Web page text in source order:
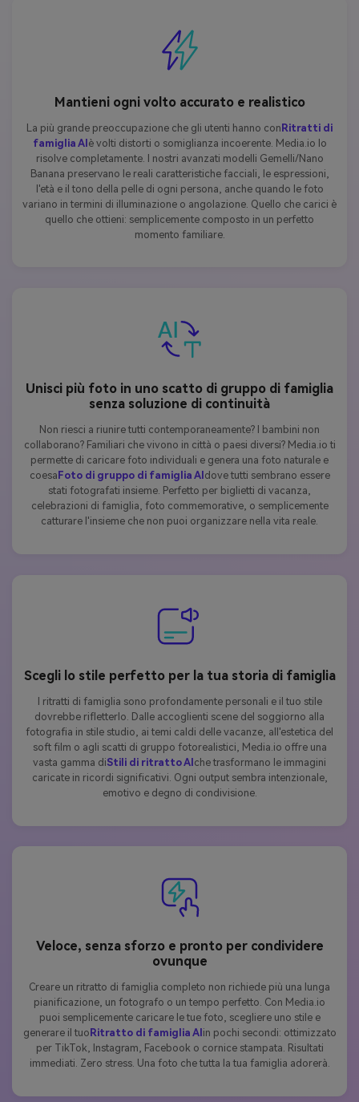
Mantieni ogni volto accurato e realistico
La più grande preoccupazione che gli utenti hanno conRitratti di
famiglia AIè volti distorti o somiglianza incoerente. Media.io lo
risolve completamente. I nostri avanzati modelli Gemelli/Nano
Banana preservano le reali caratteristiche facciali, le espressioni,
l'età e il tono della pelle di ogni persona, anche quando le foto
variano in termini di illuminazione o angolazione. Quello che carici è
quello che ottieni: semplicemente composto in un perfetto
momento familiare.
Unisci più foto in uno scatto di gruppo di famiglia
senza soluzione di continuità
Non riesci a riunire tutti contemporaneamente? I bambini non
collaborano? Familiari che vivono in città o paesi diversi? Media.io ti
permette di caricare foto individuali e genera una foto naturale e
coesa Foto di gruppo di famiglia AI dove tutti sembrano essere
stati fotografati insieme. Perfetto per biglietti di vacanza,
celebrazioni di famiglia, foto commemorative, o semplicemente
catturare l'insieme che non puoi organizzare nella vita reale.
Scegli lo stile perfetto per la tua storia di famiglia
I ritratti di famiglia sono profondamente personali e il tuo stile
dovrebbe rifletterlo. Dalle accoglienti scene del soggiorno alla
fotografia in stile studio, ai temi caldi delle vacanze, all'estetica del
soft film o agli scatti di gruppo fotorealistici, Media.io offre una
vasta gamma diStili di ritratto AIche trasformano le immagini
caricate in ricordi significativi. Ogni output sembra intenzionale,
emotivo e degno di condivisione.
Veloce, senza sforzo e pronto per condividere
ovunque
Creare un ritratto di famiglia completo non richiede più una lunga
pianificazione, un fotografo o un tempo perfetto. Con Media.io
puoi semplicemente caricare le tue foto, scegliere uno stile e
generare il tuo Ritratto di famiglia AI in pochi secondi: ottimizzato
per TikTok, Instagram, Facebook o cornice stampata. Risultati
immediati. Zero stress. Una foto che tutta la tua famiglia adorerà.